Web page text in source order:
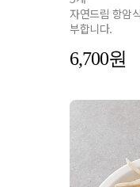
자연드림 항암
부합니다.
6,700